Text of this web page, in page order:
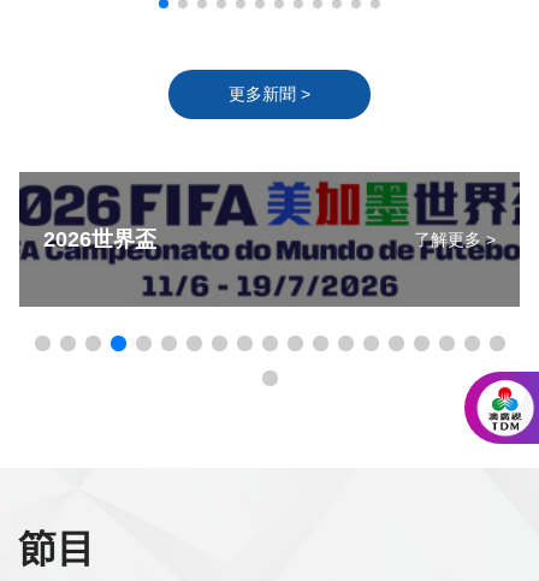
更多新聞 >
2026世界盃 了解更多 >
節目